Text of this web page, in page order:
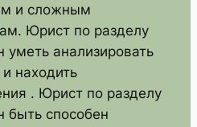
и сложным
Юрист по разделу
анализировать
находить
. Юрист по разделу
способен